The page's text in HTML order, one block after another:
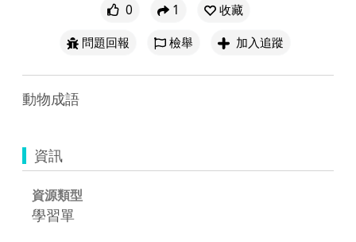
0 1
收藏
問題回報
檢舉 加入追蹤
動物成語
資訊
資源類型
學習單